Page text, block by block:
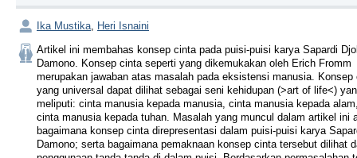
Ika Mustika
Heri Isnaini
Artikel ini membahas konsep cinta pada puisi-puisi karya Sapardi
Damono. Konsep cinta seperti yang dikemukakan oleh Erich Fromm
merupakan jawaban atas masalah pada eksistensi manusia. Konsep
yang universal dapat dilihat sebagai seni kehidupan (>art of life<)
meliputi: cinta manusia kepada manusia, cinta manusia kepada
cinta manusia kepada tuhan. Masalah yang muncul dalam artikel ini
bagaimana konsep cinta direpresentasi dalam puisi-puisi karya
Damono; serta bagaimana pemaknaan konsep cinta tersebut dilihat